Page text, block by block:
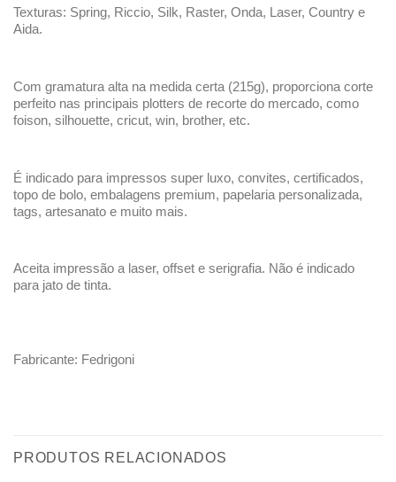
Texturas: Spring, Riccio, Silk, Raster, Onda, Laser, Country e
Aida.
Com gramatura alta na medida certa (215g), proporciona corte
perfeito nas principais plotters de recorte do mercado, como
foison, silhouette, cricut, win, brother, etc.
É indicado para impressos super luxo, convites, certificados,
topo de bolo, embalagens premium, papelaria personalizada,
tags, artesanato e muito mais.
Aceita impressão a laser, offset e serigrafia. Não é indicado
para jato de tinta.
Fabricante: Fedrigoni
PRODUTOS RELACIONADOS